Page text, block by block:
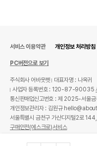
서비스 이용약관 개인정보 처리방침
PC버전으로 보기
주식회사 어바웃펫
대표자명 : 나옥귀
사업자 등록번호 : 120-87-90035
통신판매업신고번호 : 제 2025-서울
개인정보관리자 : 김원규
서울특별시 금천구 가산디지털2로
구매안전(에스크로)서비스